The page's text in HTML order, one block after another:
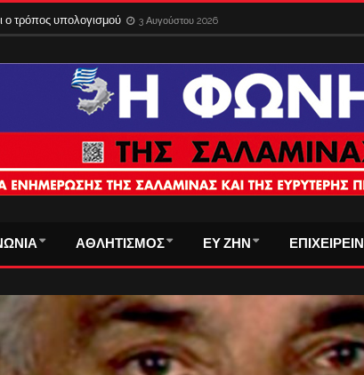
τρόπος υπολογισμού 3 Αυγούστου 2026
ΑΘΛΗΤΙΣΜΟΣ ΕΥ ΖΗΝ ΕΠΙΧΕΙΡΕΙΝ